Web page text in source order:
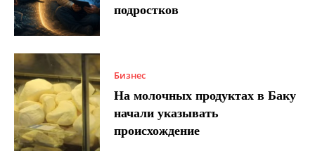
подростков
Бизнес
На молочных продуктах в Баку
начали указывать
происхождение